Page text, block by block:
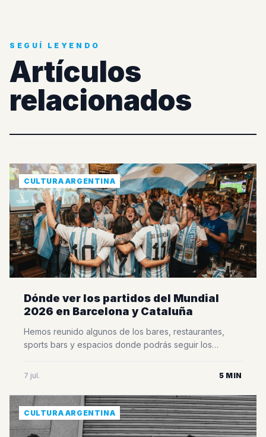
SEGUÍ LEYENDO
Artículos
relacionados
CULTURA ARGENTINA
Dónde ver los partidos del Mundial
2026 en Barcelona y Cataluña
Hemos reunido algunos de los bares, restaurantes,
sports bars y espacios donde podrás seguir los
disfrutar del mejor ambiente y vivir cada encuentro
elaborada a partir de la información que recibimos
directamente de bares, restaurantes, organizadores de
eventos y distintos [&hellip;]
7 jul. 5 MIN
CULTURA ARGENTINA